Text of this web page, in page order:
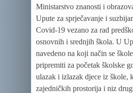
Ministarstvo znanosti i
Upute za sprječavanje i
Covid-19 vezano za rad
osnovnih i srednjih škola. U
navedeno na koji način se
pripremiti za početak školske
ulazak i izlazak djece iz škole,
zajedničkih prostorija i niz